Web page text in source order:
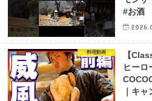
#お酒
料理動画
【
ヒーロ
｜キャ